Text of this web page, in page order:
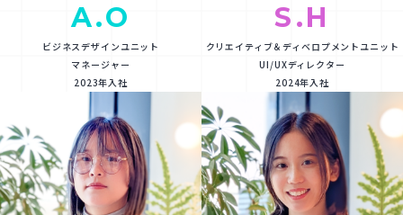
A.O
ビジネスデザインユニット
マネージャー
2023年入社
S.H
クリエイティブ＆ディベロプメントユニット
UI/UXディレクター
2024年入社